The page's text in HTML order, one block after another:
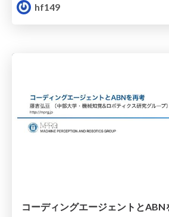
hf149
コーディングエージェントとABN